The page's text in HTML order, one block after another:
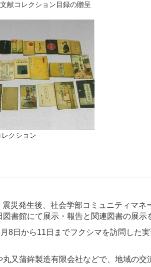
献コレクション目録の贈呈
クション
災発生後、社会学部コミュニティマネ
書館にて展示・報告と関連図書の展示
月 8日から11 日までフクシマを訪問した
蒲鉾製造有限会社などで、地域の交